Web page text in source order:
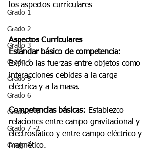
Grado 1
Grado 2
Grado 3
Grado 4
Grado 5
Grado 6
Grado 7 -1
Grado 7 -2
Grado 8
los aspectos curriculares
Aspectos Curriculares
Estándar básico de competencia:
Explico las fuerzas entre objetos como
interacciones debidas a la carga
eléctrica y a la masa.
Competencias básicas: Establezco
relaciones entre campo gravitacional y
electrostático y entre campo eléctrico y
magnético.